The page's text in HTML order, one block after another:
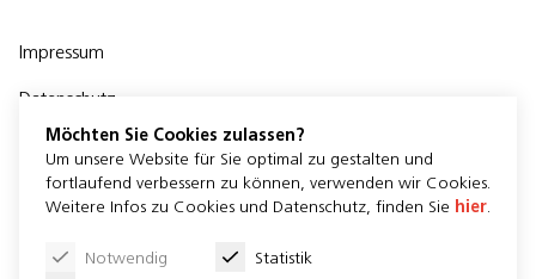
Impressum
Datenschutz
Newsletter
Möchten Sie Cookies zulassen?
Um unsere Website für Sie optimal zu gestalten und
fortlaufend verbessern zu können, verwenden wir Cookies.
Weitere Infos zu Cookies und Datenschutz, finden Sie hier
Notwendig
Statistik